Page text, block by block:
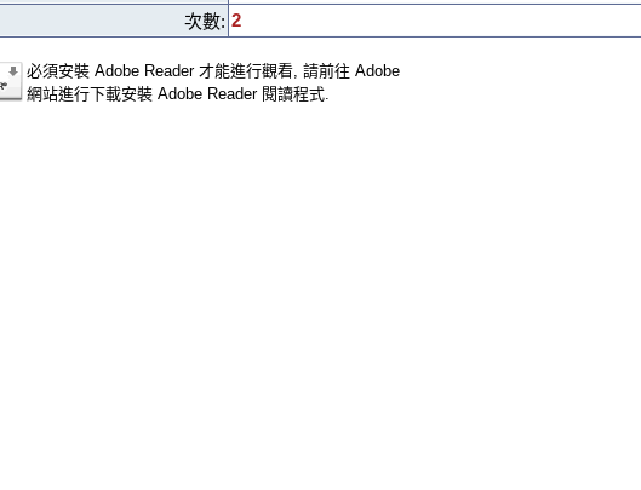
次數: 2
必須安裝 Adobe Reader 才能進行觀看, 請前往 Adobe
網站進行下載安裝 Adobe Reader 閱讀程式.